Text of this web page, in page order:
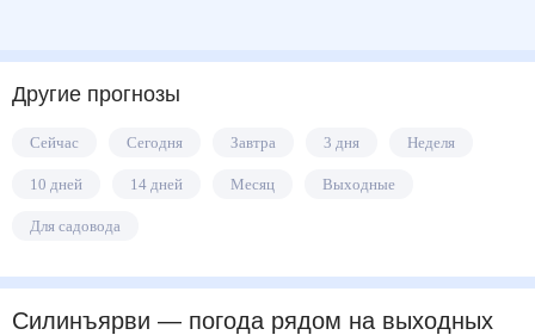
Другие прогнозы
Сейчас Сегодня Завтра 3 дня Неделя
10 дней 14 дней Месяц Выходные
Для садовода
Силинъярви— погода рядомна выходных